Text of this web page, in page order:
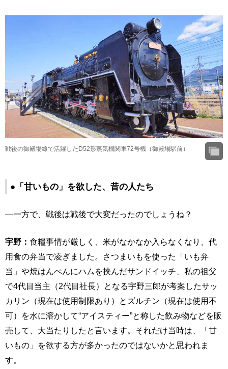
戦後の御殿場線で活躍したD52形蒸気機関車72号機（御殿場駅前）
●「甘いもの」を欲した、昔の人たち
―一方で、戦後は戦後で大変だったのでしょうね？
宇野： 食糧事情が厳しく、米がなかなか入らなくなり、代
用食の弁当で凌ぎました。さつまいもを使った「いも弁
当」や焼はんぺんにハムを挟んだサンドイッチ、私の祖父
で4代目当主（2代目社長）となる宇野三郎が考案したサッ
カリン（現在は使用制限あり）とズルチン（現在は使用不
可）を水に溶かして“アイスティー”と称した飲み物などを販
売して、大当たりしたと言います。それだけ当時は、「甘
いもの」を欲する方が多かったのではないかと思われま
す。